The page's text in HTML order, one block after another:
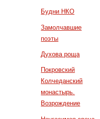
Будни НКО
Замолчавшие
поэты
Духова роща
Покровский
Колчеданский
монастырь.
Возрождение